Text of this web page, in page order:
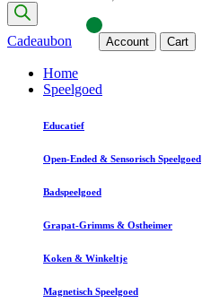
Cadeaubon Account Cart
Home
Speelgoed
Educatief
Open-Ended & Sensorisch Speelgoed
Badspeelgoed
Grapat-Grimms & Ostheimer
Koken & Winkeltje
Magnetisch Speelgoed